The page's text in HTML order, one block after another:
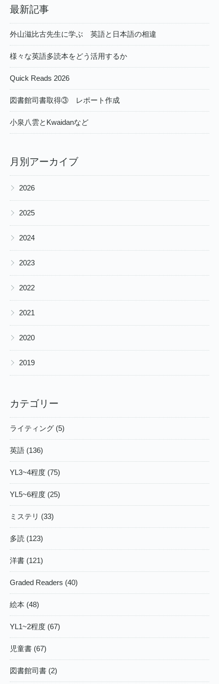
最新記事
外山滋比古先生に学ぶ 英語と日本語の相違
様々な英語多読本をどう活用するか
Quick Reads 2026
図書館司書取得③ レポート作成
小泉八雲とKwaidanなど
月別アーカイブ
▶ 2026
▶ 2025
▶ 2024
▶ 2023
▶ 2022
▶ 2021
▶ 2020
▶ 2019
カテゴリー
ライティング (5)
英語 (136)
YL3~4程度 (75)
YL5~6程度 (25)
ミステリ (33)
多読 (123)
洋書 (121)
Graded Readers (40)
絵本 (48)
YL1~2程度 (67)
児童書 (67)
図書館司書 (2)